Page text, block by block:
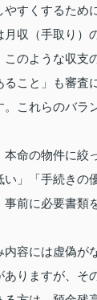
すくするため
収（手取り）
のような収支
こと」も審査
これらのバラ
命の物件に絞
」「手続きの
前に必要書類
容には虚偽が
りますが、そ